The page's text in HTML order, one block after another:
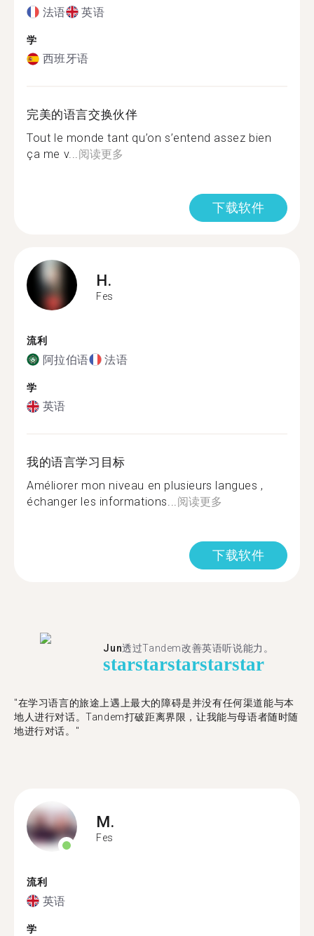
法语 英语
学
西班牙语
完美的语言交换伙伴
Tout le monde tant qu’on s’entend assez bien
ça me v...阅读更多
下载软件
H.
Fes
流利
阿拉伯语 法语
学
英语
我的语言学习目标
Améliorer mon niveau en plusieurs langues ,
échanger les informations...阅读更多
下载软件
Jun透过Tandem改善英语听说能力。
starstarstarstarstar
"在学习语言的旅途上遇上最大的障碍是并没有任何渠道能与本
地人进行对话。Tandem打破距离界限，让我能与母语者随时随
地进行对话。"
M.
Fes
流利
英语
学